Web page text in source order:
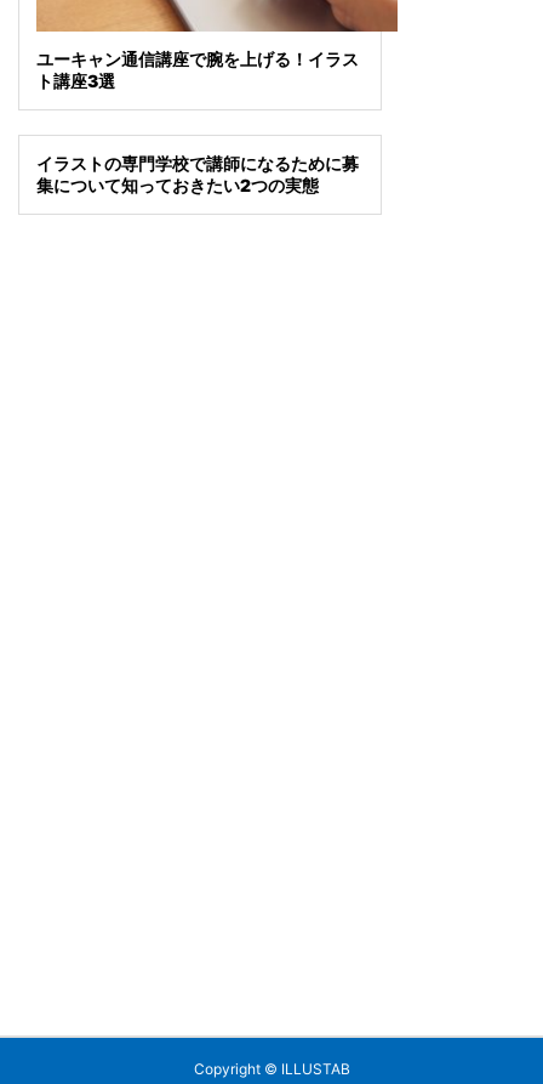
ユーキャン通信講座で腕を上げる！イラス
ト講座3選
イラストの専門学校で講師になるために募
集について知っておきたい2つの実態
Copyright © ILLUSTAB